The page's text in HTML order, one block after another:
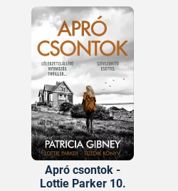
Apró csontok -
Lottie Parker 10.